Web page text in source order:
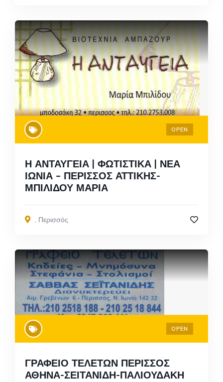
OPEN
Η ΑΝΤΑΥΓΕΙΑ | ΦΩΤΙΣΤΙΚΑ | ΝΕΑ
ΙΩΝΙΑ – ΠΕΡΙΣΣΟΣ ΑΤΤΙΚΗΣ-
ΜΠΙΛΙΔΟΥ ΜΑΡΙΑ
, Περισσός
OPEN
ΓΡΑΦΕΙΟ ΤΕΛΕΤΩΝ ΠΕΡΙΣΣΟΣ
ΑΘΗΝΑ-ΣΕΙΤΑΝΙΔΗ-ΠΑΛΙΟΥΔΑΚΗ